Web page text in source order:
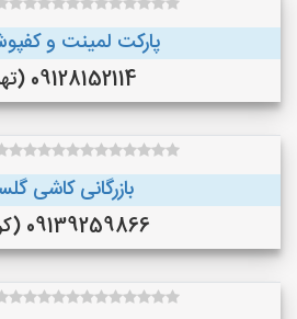
پارکت لمینت و
09128152114 (تهران)
بازرگانی کاشی
09139259866 (کرمان )